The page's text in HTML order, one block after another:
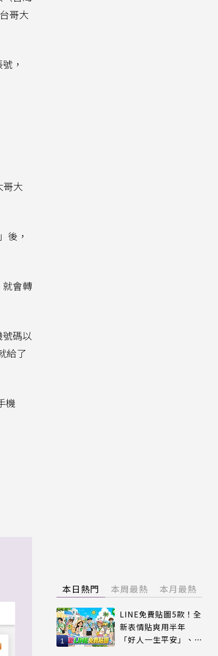
哥大
，
哥大
後，
就會轉
碼以
給了
機
本日熱門 本周最熱 本月最熱
LINE免費貼圖5款！全
新表情貼爽用半年
「好人一生平安」、